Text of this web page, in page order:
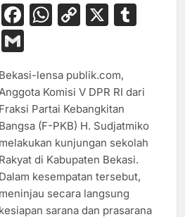
Facebook
WhatsApp
Copy
X
Gmail
Bekasi-lensa publik.com,
Komisi V DPR RI dari
Fraksi Partai Kebangkitan
Bangsa (F-PKB) H. Sudjatmiko
melakukan kunjungan sekolah
Rakyat di Kabupaten Bekasi.
Dalam kesempatan tersebut,
meninjau secara langsung
kesiapan sarana dan prasarana